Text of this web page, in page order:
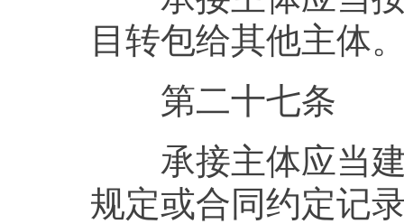
目转包给其他主体
第二十七条
承接主体应当建
规定或合同约定记